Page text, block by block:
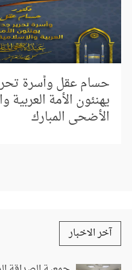
حسام عقل وأسرة
يهنئون الأمة العربية
الأضحى المبارك
آخر الاخبار